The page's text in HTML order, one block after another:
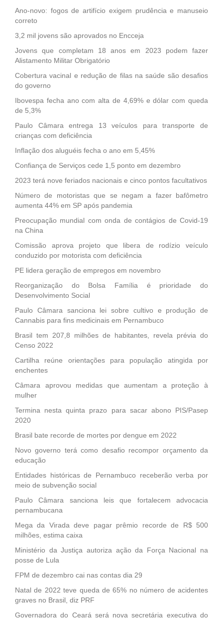
Ano-novo: fogos de artifício exigem prudência e manuseio
correto
3,2 mil jovens são aprovados no Encceja
Jovens que completam 18 anos em 2023 podem fazer
Alistamento Militar Obrigatório
Cobertura vacinal e redução de filas na saúde são desafios
do governo
Ibovespa fecha ano com alta de 4,69% e dólar com queda
de 5,3%
Paulo Câmara entrega 13 veículos para transporte de
crianças com deficiência
Inflação dos aluguéis fecha o ano em 5,45%
Confiança de Serviços cede 1,5 ponto em dezembro
2023 terá nove feriados nacionais e cinco pontos facultativos
Número de motoristas que se negam a fazer bafômetro
aumenta 44% em SP após pandemia
Preocupação mundial com onda de contágios de Covid-19
na China
Comissão aprova projeto que libera de rodízio veículo
conduzido por motorista com deficiência
PE lidera geração de empregos em novembro
Reorganização do Bolsa Família é prioridade do
Desenvolvimento Social
Paulo Câmara sanciona lei sobre cultivo e produção de
Cannabis para fins medicinais em Pernambuco
Brasil tem 207,8 milhões de habitantes, revela prévia do
Censo 2022
Cartilha reúne orientações para população atingida por
enchentes
Câmara aprovou medidas que aumentam a proteção à
mulher
Termina nesta quinta prazo para sacar abono PIS/Pasep
2020
Brasil bate recorde de mortes por dengue em 2022
Novo governo terá como desafio recompor orçamento da
educação
Entidades históricas de Pernambuco receberão verba por
meio de subvenção social
Paulo Câmara sanciona leis que fortalecem advocacia
pernambucana
Mega da Virada deve pagar prêmio recorde de R$ 500
milhões, estima caixa
Ministério da Justiça autoriza ação da Força Nacional na
posse de Lula
FPM de dezembro cai nas contas dia 29
Natal de 2022 teve queda de 65% no número de acidentes
graves no Brasil, diz PRF
Governadora do Ceará será nova secretária executiva do